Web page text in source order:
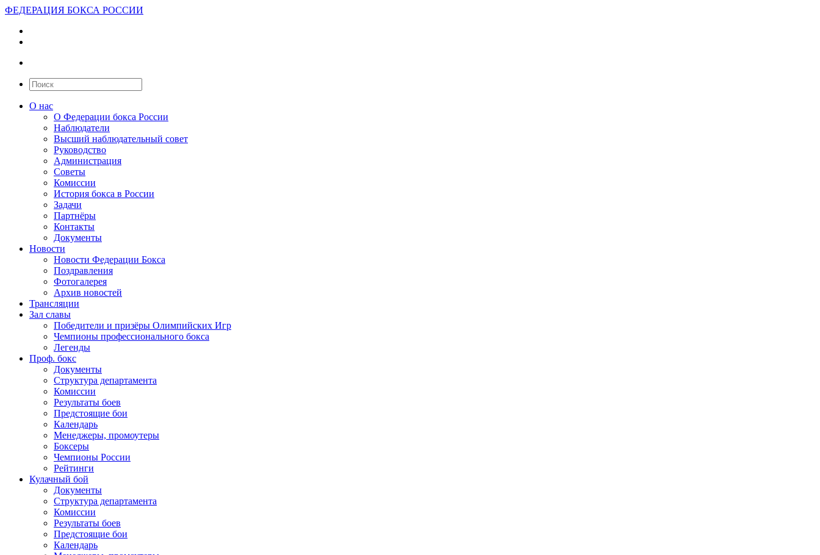
ФЕДЕРАЦИЯ БОКСА РОССИИ
О нас
О Федерации бокса России
Наблюдатели
Высший наблюдательный совет
Руководство
Администрация
Советы
Комиссии
История бокса в России
Задачи
Партнёры
Контакты
Документы
Новости
Новости Федерации Бокса
Поздравления
Фотогалерея
Архив новостей
Трансляции
Зал славы
Победители и призёры Олимпийских Игр
Чемпионы профессионального бокса
Легенды
Проф. бокс
Документы
Структура департамента
Комиссии
Результаты боев
Предстоящие бои
Календарь
Менеджеры, промоутеры
Боксеры
Чемпионы России
Рейтинги
Кулачный бой
Документы
Структура департамента
Комиссии
Результаты боев
Предстоящие бои
Календарь